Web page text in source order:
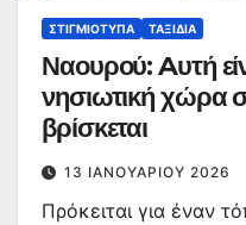
ΣΤΙΓΜΙΌΤΥΠΑ ΤΑΞΊΔΙΑ
Ναουρού: Aυτή
νησιωτική χώρα
βρίσκεται
13 ΙΑΝΟΥΑΡΊΟΥ 2026
Πρόκειται για έναν